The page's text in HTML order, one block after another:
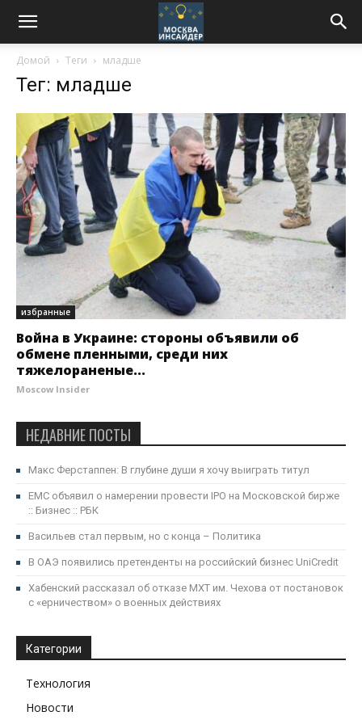
Домой Теги младше
Тег: младше
избранные
Война в Украине: стороны объявили об
обмене пленными, среди них
тяжелораненые...
Moscow Insider
НЕДАВНИЕ ПОСТЫ
Макс Ферстаппен: В глубине души я хочу выиграть титул
EMC объявил о намерении провести IPO на Московской бирже
:: Бизнес :: РБК
Васильев стал первым, но с конца – Политика
В ОАЭ появились претенденты на российский бизнес UniCredit
Хабенский рассказал об отказе МХТ им. Чехова от постановок
с «ерничеством» о военных действиях
Категории
Технология
Новости